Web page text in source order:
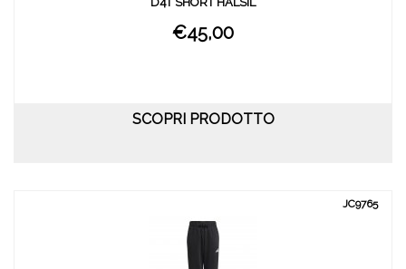
€45,00
SCOPRI PRODOTTO
JC9765